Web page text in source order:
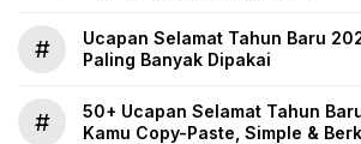
#
Ucapan Selamat Tahun Baru
Paling Banyak Dipakai
#
50+ Ucapan Selamat Tahun
Kamu Copy-Paste, Simple &